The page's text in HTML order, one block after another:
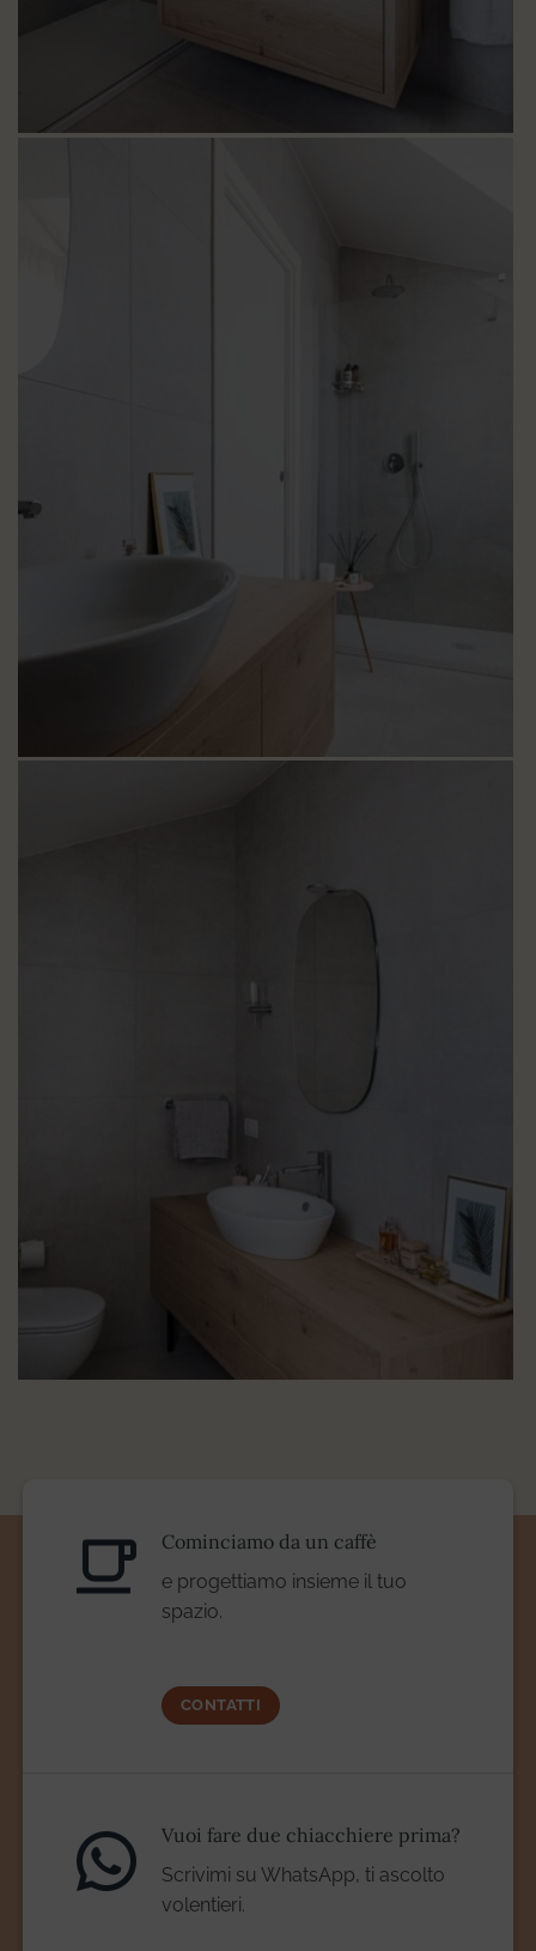
Cominciamo da un caffè
e progettiamo insieme il tuo
spazio.
CONTATTI
Vuoi fare due chiacchiere prima?
Scrivimi su WhatsApp, ti ascolto
volentieri.